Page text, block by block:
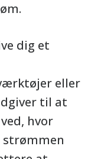
dig et
eller
til at
hvor
strømmen